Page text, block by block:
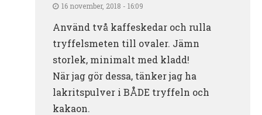
16 november, 2018 - 16:09
Använd två kaffeskedar och rulla
tryffelsmeten till ovaler. Jämn
storlek, minimalt med kladd!
När jag gör dessa, tänker jag ha
lakritspulver i BÅDE tryffeln och
kakaon.